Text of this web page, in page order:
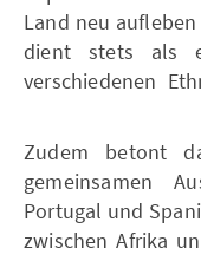
Land neu
dient stets als
verschiedenen
Zudem betont
gemeinsamen
Portugal und
zwischen Afrika